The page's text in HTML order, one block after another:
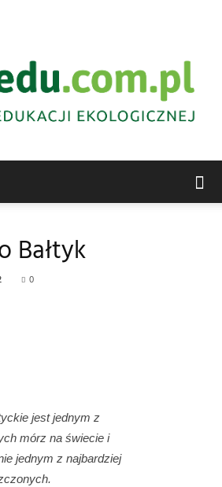
ekologiczna
Bałtyk
0
jest jednym z
mórz na świecie i
jednym z najbardziej